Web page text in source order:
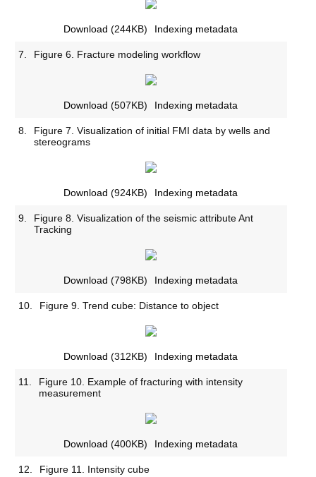
Download (244KB) Indexing metadata
7. Figure 6. Fracture modeling workflow
Download (507KB) Indexing metadata
8.
Figure 7. Visualization of initial FMI data by wells and
stereograms
Download (924KB) Indexing metadata
9.
Figure 8. Visualization of the seismic attribute Ant
Tracking
Download (798KB) Indexing metadata
10. Figure 9. Trend cube: Distance to object
Download (312KB) Indexing metadata
11.
Figure 10. Example of fracturing with intensity
measurement
Download (400KB) Indexing metadata
12. Figure 11. Intensity cube